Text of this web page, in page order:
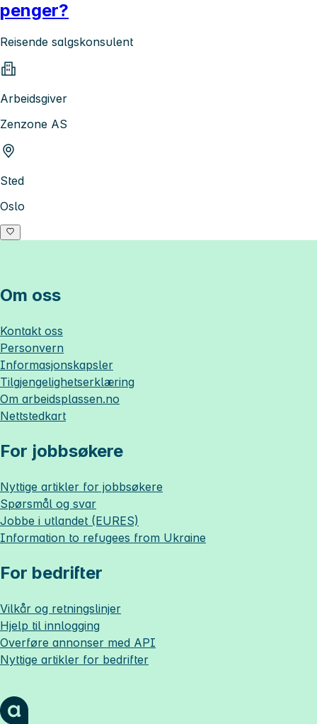
penger?
Reisende salgskonsulent
Arbeidsgiver
Zenzone AS
Sted
Oslo
Om oss
Kontakt oss
Personvern
Informasjonskapsler
Tilgjengelighetserklæring
Om arbeidsplassen.no
Nettstedkart
For jobbsøkere
Nyttige artikler for jobbsøkere
Spørsmål og svar
Jobbe i utlandet (EURES)
Information to refugees from Ukraine
For bedrifter
Vilkår og retningslinjer
Hjelp til innlogging
Overføre annonser med API
Nyttige artikler for bedrifter